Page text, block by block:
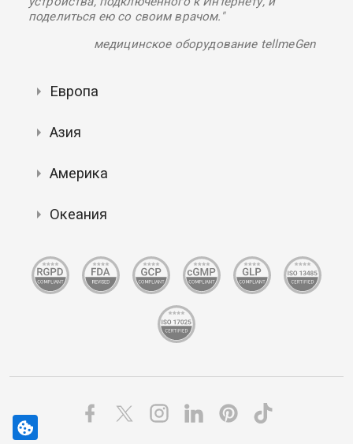
поделиться ею со своим врачом."
медицинское оборудование tellmeGen
Европа
Азия
Америка
Океания